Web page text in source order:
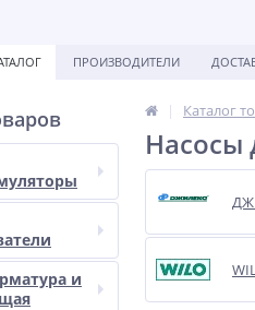
ПРОИЗВОДИТЕЛИ
и
Каталог
Насосы